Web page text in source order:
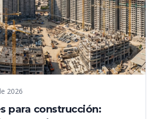
2026
para construcción: